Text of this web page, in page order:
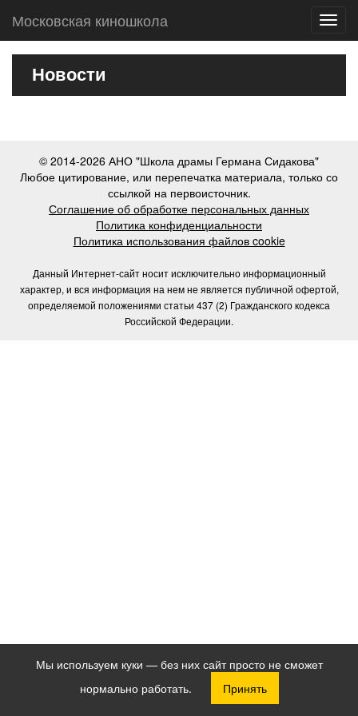
Московская киношкола
Новости
© 2014-2026 АНО "Школа драмы Германа Сидакова"
Любое цитирование, или перепечатка материала, только со
ссылкой на первоисточник.
Соглашение об обработке персональных данных
Политика конфиденциальности
Политика использования файлов cookie
Данный Интернет-сайт носит исключительно информационный
характер, и вся информация на нем не является публичной офертой,
определяемой положениями статьи 437 (2) Гражданского кодекса
Российской Федерации.
Мы используем куки — без них сайт просто не сможет
нормально работать.
Принять